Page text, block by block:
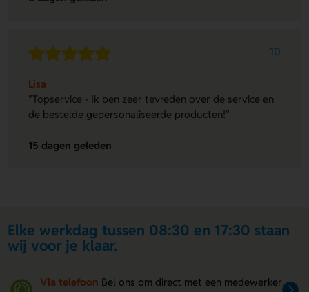
10
Lisa
"Topservice - Ik ben zeer tevreden over de service en
de bestelde gepersonaliseerde producten!"
15 dagen geleden
Elke werkdag tussen 08:30 en 17:30 staan
wij voor je klaar.
Via telefoon Bel ons om direct met een medewerker